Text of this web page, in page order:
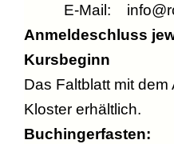
E-Mail:
Anmeldeschluss
Kursbeginn
Das Faltblatt mit
Kloster erhältlich.
Buchingerfasten: